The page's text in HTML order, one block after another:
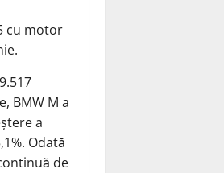
cu motor
BMW M a
a
Odată
de